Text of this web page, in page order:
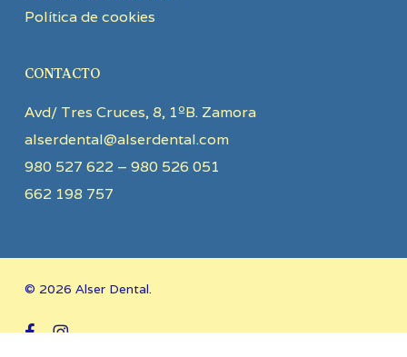
Política de cookies
CONTACTO
Avd/ Tres Cruces, 8, 1ºB. Zamora
alserdental@alserdental.com
980 527 622 – 980 526 051
662 198 757
© 2026 Alser Dental.
facebookinstagram